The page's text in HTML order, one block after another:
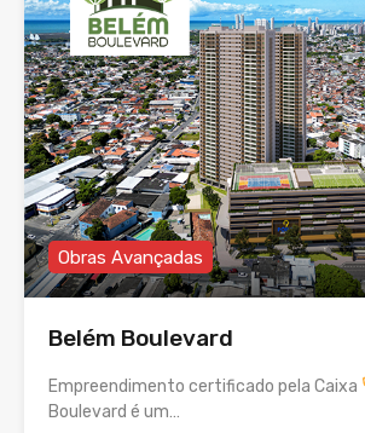
Obras Avançadas
Belém Boulevard
Empreendimento certificado pela Caixa
Boulevard é um…